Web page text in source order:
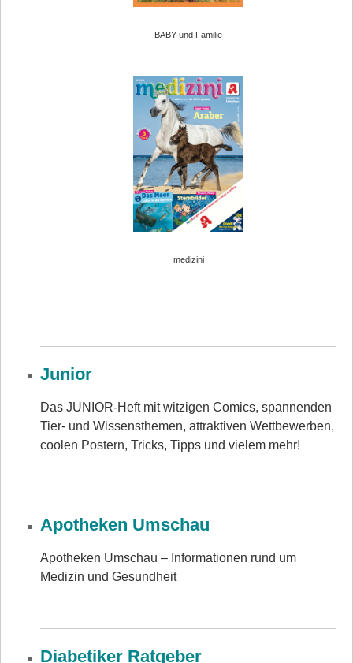
BABY und Familie
medizini
Junior
Das JUNIOR-Heft mit witzigen Comics, spannenden
Tier- und Wissensthemen, attraktiven Wettbewerben,
coolen Postern, Tricks, Tipps und vielem mehr!
Apotheken Umschau
Apotheken Umschau – Informationen rund um
Medizin und Gesundheit
Diabetiker Ratgeber